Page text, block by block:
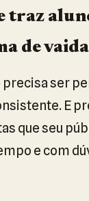
traz
de
precisa ser
E
que seu
e com